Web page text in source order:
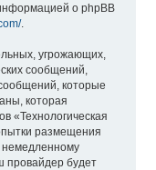
о phpBB
.
угрожающих,
сообщений,
которые
которая
«Технологическая
размещения
немедленному
провайдер будет